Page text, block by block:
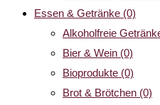
Essen & Getränke (0)
Alkoholfreie
Bier & Wein (0)
Bioprodukte (0)
Brot & Brötchen (0)